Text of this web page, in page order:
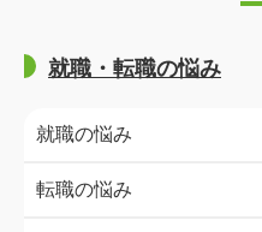
就職・転職の悩み
就職の悩み
転職の悩み